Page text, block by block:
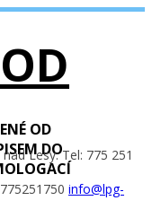
OD
DO
Lesy. Tel: 775 251
info@lpg-